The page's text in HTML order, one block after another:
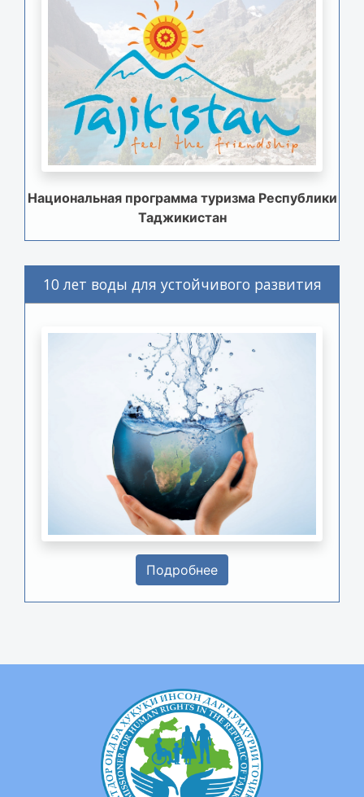
Национальная программа туризма Республики
Таджикистан
10 лет воды для устойчивого развития
Подробнее